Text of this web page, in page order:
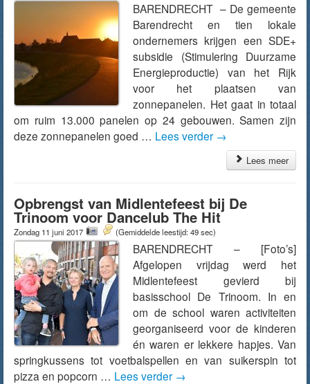
BARENDRECHT – De gemeente
Barendrecht en tien lokale
ondernemers krijgen een SDE+
subsidie (Stimulering Duurzame
Energieproductie) van het Rijk
voor het plaatsen van
zonnepanelen. Het gaat in totaal
om ruim 13.000 panelen op 24 gebouwen. Samen zijn
deze zonnepanelen goed … Lees verder →
Lees meer
Opbrengst van Midlentefeest bij De
Trinoom voor Dancelub The Hit
Zondag 11 juni 2017 (Gemiddelde leestijd: 49 sec)
BARENDRECHT – [Foto’s]
Afgelopen vrijdag werd het
Midlentefeest gevierd bij
basisschool De Trinoom. In en
om de school waren activiteiten
georganiseerd voor de kinderen
én waren er lekkere hapjes. Van
springkussens tot voetbalspellen en van suikerspin tot
pizza en popcorn … Lees verder →